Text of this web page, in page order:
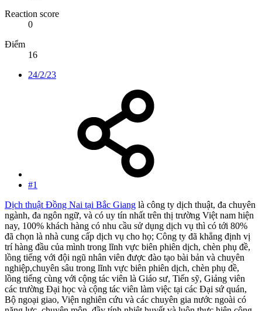
Reaction score
0
Điểm
16
24/2/23
#1
Dịch thuật Đồng Nai tại Bắc Giang là công ty dịch thuật, đa chuyên
ngành, đa ngôn ngữ, và có uy tín nhất trên thị trường Việt nam hiện
nay, 100% khách hàng có nhu cầu sử dụng dịch vụ thì có tới 80%
đã chọn là nhà cung cấp dịch vụ cho họ; Công ty đã khẳng định vị
trí hàng đầu của mình trong lĩnh vực biên phiên dịch, chèn phụ đề,
lồng tiếng với đội ngũ nhân viên được đào tạo bài bản và chuyên
nghiệp,chuyên sâu trong lĩnh vực biên phiên dịch, chèn phụ đề,
lồng tiếng cùng với cộng tác viên là Giáo sư, Tiến sỹ, Giảng viên
các trường Đại học và cộng tác viên làm việc tại các Đại sứ quán,
Bộ ngoại giao, Viện nghiên cứu và các chuyên gia nước ngoài có